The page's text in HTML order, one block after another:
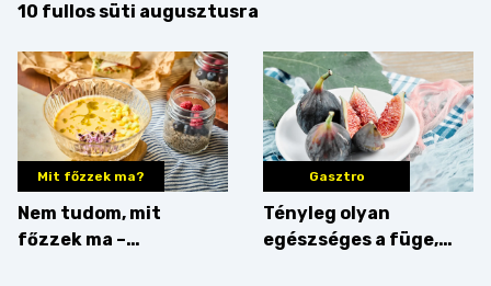
10 fullos süti augusztusra
Mit főzzek ma?
Nem tudom, mit
főzzek ma –
Gasztro
Tényleg olyan
egészséges a füge,